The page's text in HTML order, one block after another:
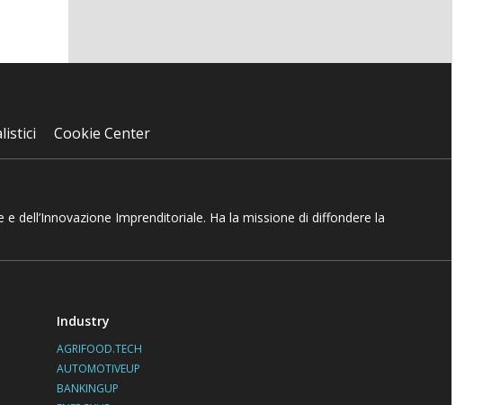
Cookie Center
dell’Innovazione Imprenditoriale. Ha la missione di diffondere la
Industry
AGRIFOOD.TECH
AUTOMOTIVEUP
BANKINGUP